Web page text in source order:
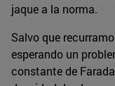
jaque a la norma.
Salvo que
esperando un
constante de